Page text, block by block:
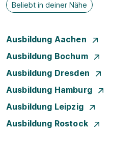
Beliebt in deiner Nähe
Ausbildung Aachen
Ausbildung Bochum
Ausbildung Dresden
Ausbildung Hamburg
Ausbildung Leipzig
Ausbildung Rostock